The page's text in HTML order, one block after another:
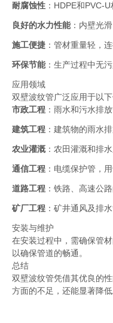
耐腐蚀性 ：HDPE和PVC-
良好的水力性能：内壁光
施工便捷 ：管材重量轻，
环保节能：生产过程中无
应用领域
双壁波纹管广泛应用于以下
市政工程 ：雨水和污水排
建筑工程 ：建筑物的雨水
农业灌溉：农田灌溉和排水
通信工程 ：电缆保护管，
道路工程 ：铁路、高速公
矿厂工程 ：矿井通风及排水
安装与维护
在安装过程中，需确保管
以确保管道的畅通。
总结
双壁波纹管凭借其优良的
方面的不足，还能显著降